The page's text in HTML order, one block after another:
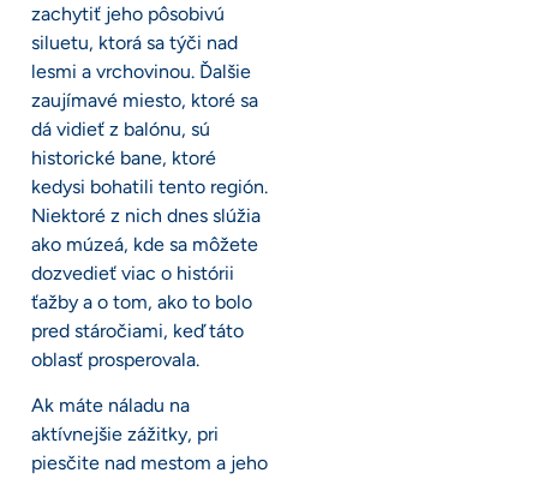
zachytiť jeho pôsobivú
siluetu, ktorá sa týči nad
lesmi a vrchovinou. Ďalšie
zaujímavé miesto, ktoré sa
dá vidieť z balónu, sú
historické bane, ktoré
kedysi bohatili tento región.
Niektoré z nich dnes slúžia
ako múzeá, kde sa môžete
dozvedieť viac o histórii
ťažby a o tom, ako to bolo
pred stáročiami, keď táto
oblasť prosperovala.
Ak máte náladu na
aktívnejšie zážitky, pri
piesčite nad mestom a jeho